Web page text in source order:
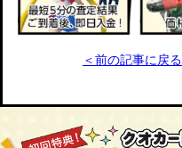
＜前の記事に戻る